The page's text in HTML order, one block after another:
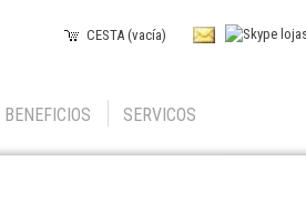
CESTA (vacía)
BENEFICIOS SERVICOS